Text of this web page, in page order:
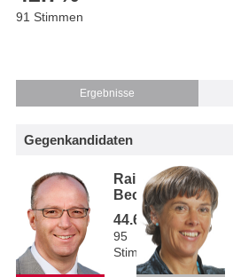
91 Stimmen
Ergebnisse
Gegenkandidaten
Rainer
Beck
44.6%
95
Stimmen